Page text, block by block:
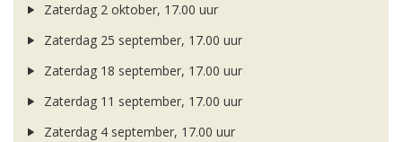
Zaterdag 2 oktober, 17.00 uur
Zaterdag 25 september, 17.00 uur
Zaterdag 18 september, 17.00 uur
Zaterdag 11 september, 17.00 uur
Zaterdag 4 september, 17.00 uur